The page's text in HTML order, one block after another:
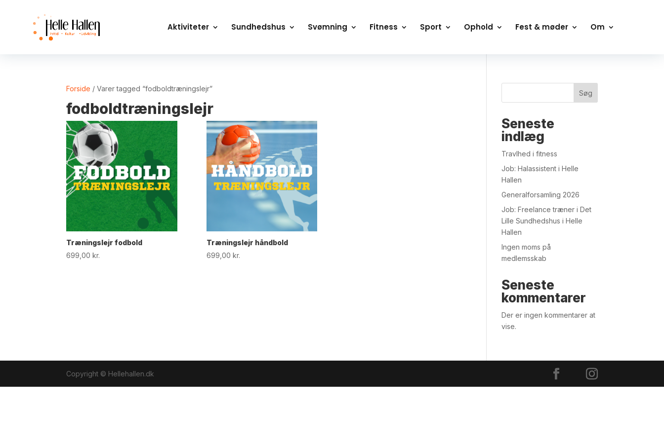
Aktiviteter Sundhedshus Svømning Fitness Sport Ophold Fest & møder Om
Forside / Varer tagged “fodboldtræningslejr”
fodboldtræningslejr
Træningslejr fodbold
699,00kr.
Træningslejr håndbold
699,00 kr.
Søg
Seneste
indlæg
Travlhed i fitness
Job: Halassistent i Helle
Hallen
Generalforsamling 2026
Job: Freelance træner i Det
Lille Sundhedshus i Helle
Hallen
Ingen moms på
medlemsskab
Seneste
kommentarer
Der er ingen kommentarer at
vise.
Copyright © Hellehallen.dk